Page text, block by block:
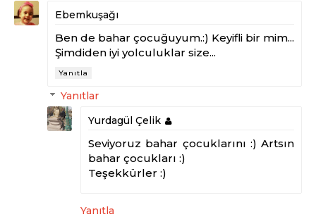
Ebemkuşağı
Ben de bahar çocuğuyum.:) Keyifli bir mim...
Şimdiden iyi yolculuklar size...
Yanıtla
Yanıtlar
Yurdagül Çelik
Seviyoruz bahar çocuklarını :) Artsın
bahar çocukları :)
Teşekkürler :)
Yanıtla